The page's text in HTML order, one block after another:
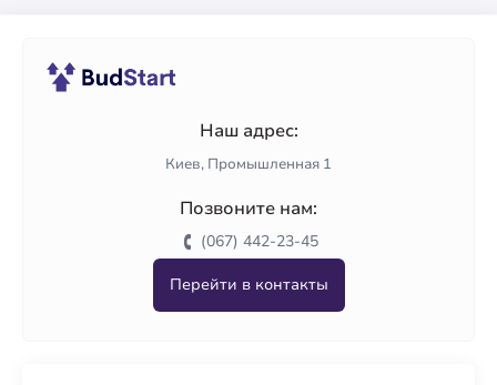
Наш адрес:
Киев, Промышленная 1
Позвоните нам:
(067) 442-23-45
Перейти в контакты